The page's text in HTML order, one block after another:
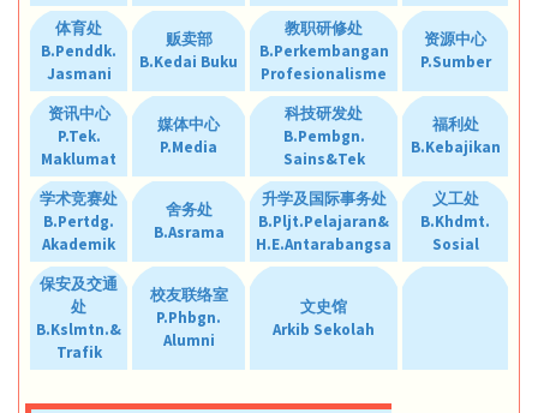
体育处
B.Penddk.
Jasmani
贩卖部
B.Kedai Buku
教职研修处
B.Perkembangan
Profesionalisme
资源中心
P.Sumber
资讯中心
P.Tek.
Maklumat
媒体中心
P.Media
科技研发处
B.Pembgn.
Sains&Tek
福利处
B.Kebajikan
学术竞赛处
B.Pertdg.
Akademik
舍务处
B.Asrama
升学及国际事务处
B.Pljt.Pelajaran&
H.E.Antarabangsa
义工处
B.Khdmt.
Sosial
保安及交通
处
B.Kslmtn.&
Trafik
校友联络室
P.Phbgn.
Alumni
文史馆
Arkib Sekolah